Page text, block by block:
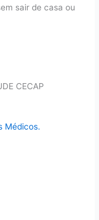
sair de casa ou
CECAP
Médicos.